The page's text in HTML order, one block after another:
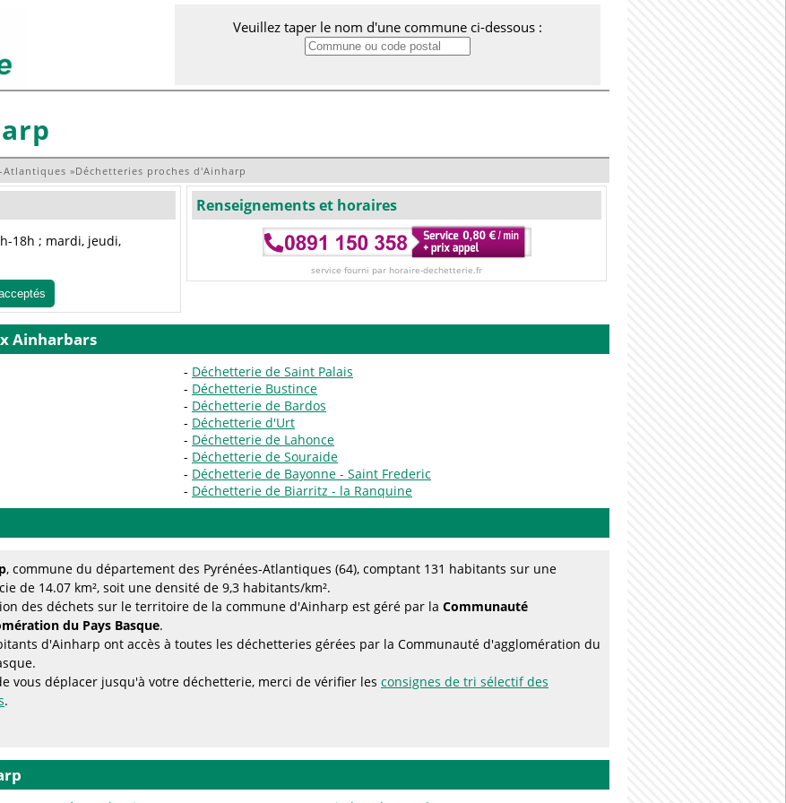
Veuillez taper le nom d'une commune ci-dessous :
Atlantiques »Déchetteries proches d'Ainharp
18h ; mardi, jeudi,
Renseignements et horaires
service fourni par horaire-dechetterie.fr
Ainharbars
Déchetterie de Saint Palais
Déchetterie Bustince
Déchetterie de Bardos
Déchetterie d'Urt
Déchetterie de Lahonce
Déchetterie de Souraide
Déchetterie de Bayonne - Saint Frederic
Déchetterie de Biarritz - la Ranquine
, commune du département des Pyrénées-Atlantiques (64), comptant 131 habitants sur une
de 14.07 km², soit une densité de 9,3 habitants/km².
des déchets sur le territoire de la commune d'Ainharp est géré par la Communauté
du Pays Basque.
d'Ainharp ont accès à toutes les déchetteries gérées par la Communauté d'agglomération du
vous déplacer jusqu'à votre déchetterie, merci de vérifier les consignes de tri sélectif des
.